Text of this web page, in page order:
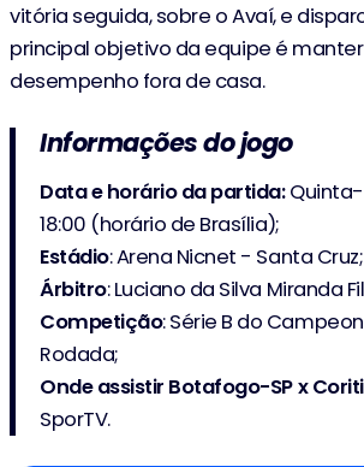
vitória seguida, sobre o Avaí, e
principal objetivo da equipe é
desempenho fora de casa.
Informações do jogo
Data e horário da partida:Quinta-
18:00 (horário de Brasília);
Estádio: Arena Nicnet - Santa Cruz;
Árbitro: Luciano da Silva Miranda
Competição: Série B do
Rodada;
Onde assistir Botafogo-SP x
SporTV.